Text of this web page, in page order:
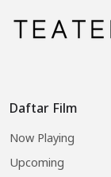
Daftar Film
Now Playing
Upcoming